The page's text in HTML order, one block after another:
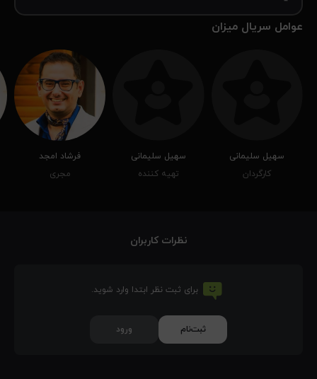
عوامل سریال میزان
سهیل سلیمانی
کارگردان
سهیل سلیمانی
تهیه کننده
فرشاد امجد
مجری
نظرات کاربران
برای ثبت نظر ابتدا وارد شوید.
ثبت‌نام ورود